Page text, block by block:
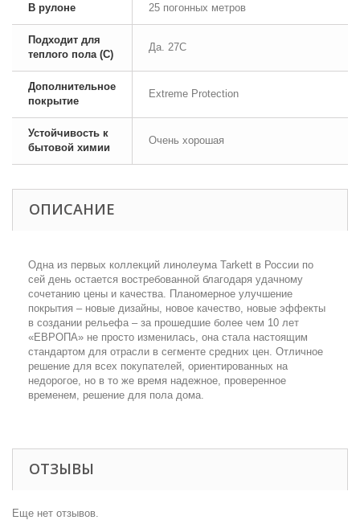
В рулоне 25 погонных метров
Подходит для
теплого пола (С)
Да. 27С
Дополнительное
покрытие
Extreme Protection
Устойчивость к
бытовой химии
Очень хорошая
ОПИСАНИЕ
Одна из первых коллекций линолеума Tarkett в России по
сей день остается востребованной благодаря удачному
сочетанию цены и качества. Планомерное улучшение
покрытия – новые дизайны, новое качество, новые эффекты
в создании рельефа – за прошедшие более чем 10 лет
«ЕВРОПА» не просто изменилась, она стала настоящим
стандартом для отрасли в сегменте средних цен. Отличное
решение для всех покупателей, ориентированных на
недорогое, но в то же время надежное, проверенное
временем, решение для пола дома.
ОТЗЫВЫ
Еще нет отзывов.